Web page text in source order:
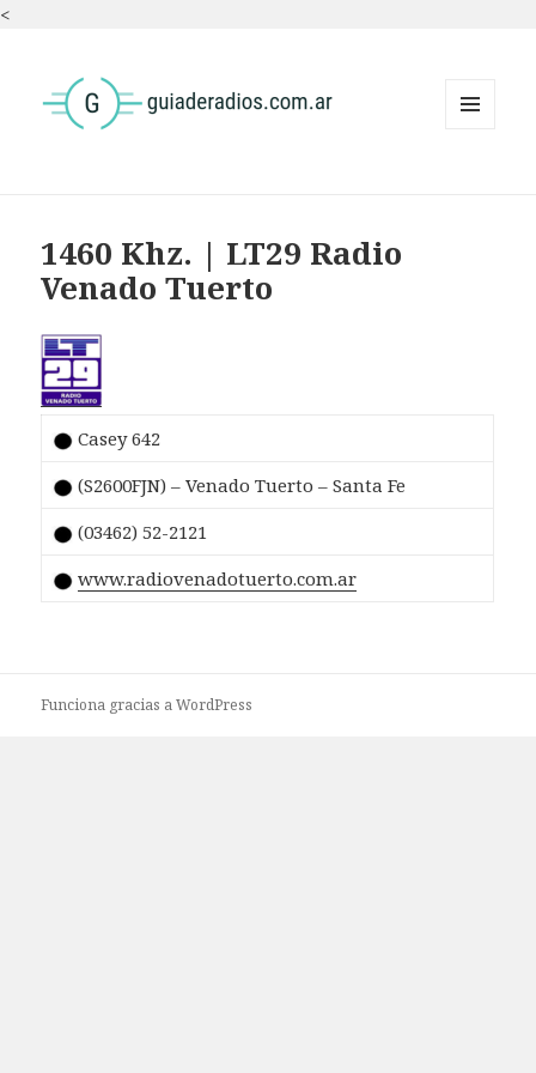
<
1460 Khz. | LT29 Radio
Venado Tuerto
Casey 642
(S2600FJN) – Venado Tuerto – Santa Fe
(03462) 52-2121
www.radiovenadotuerto.com.ar
Funciona gracias a WordPress